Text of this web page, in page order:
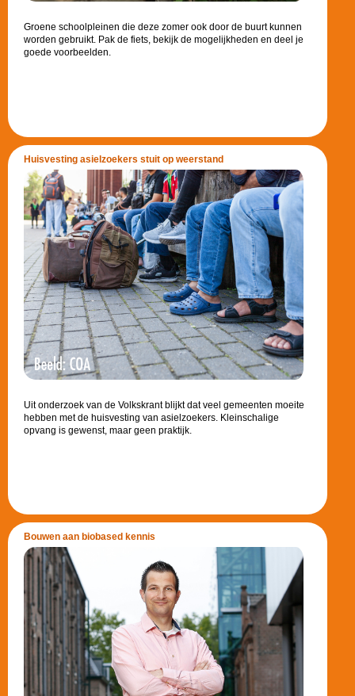
Groene schoolpleinen die deze zomer ook door de buurt kunnen
worden gebruikt. Pak de fiets, bekijk de mogelijkheden en deel je
goede voorbeelden.
Huisvesting asielzoekers stuit op weerstand
Uit onderzoek van de Volkskrant blijkt dat veel gemeenten moeite
hebben met de huisvesting van asielzoekers. Kleinschalige
opvang is gewenst, maar geen praktijk.
Bouwen aan biobased kennis